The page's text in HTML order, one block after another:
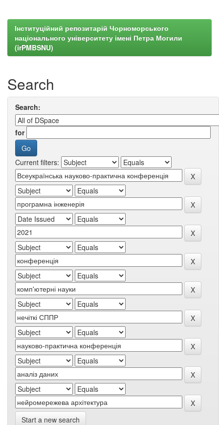
Інституційний репозитарій Чорноморського
національного університету імені Петра Могили
(irPMBSNU)
Search
Search:
for
Current filters:
Start a new search